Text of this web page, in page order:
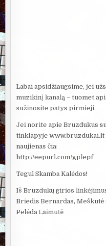
Labai apsidžiaugsime, jei
muzikinį kanalą – tuomet
sužinosite patys pirmieji.
Jei norite apie Bruzdukus
tinklapyje
naujienas čia:
http://eepurl.com/gplepf
Tegul Skamba Kalėdos!
Iš Bruzdukų girios
Briedis Bernardas,
Pelėda Laimutė